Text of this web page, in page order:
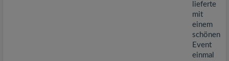
lieferte
mit
einem
schönen
Event
einmal